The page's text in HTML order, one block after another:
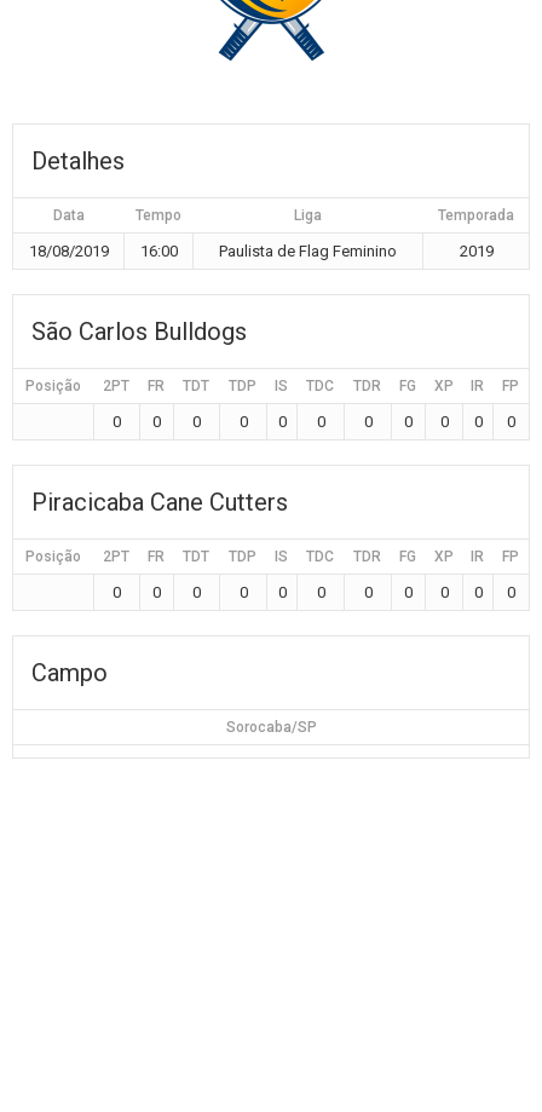
Detalhes
Data Tempo Liga Temporada
18/08/2019 16:00 Paulista de Flag Feminino 2019
São Carlos Bulldogs
Posição 2PT FR TDT TDP IS TDC TDR FG XP IR FP
0 0 0 0 0 0 0 0 0 0 0
Piracicaba Cane Cutters
Posição 2PT FR TDT TDP IS TDC TDR FG XP IR FP
0 0 0 0 0 0 0 0 0 0 0
Campo
Sorocaba/SP